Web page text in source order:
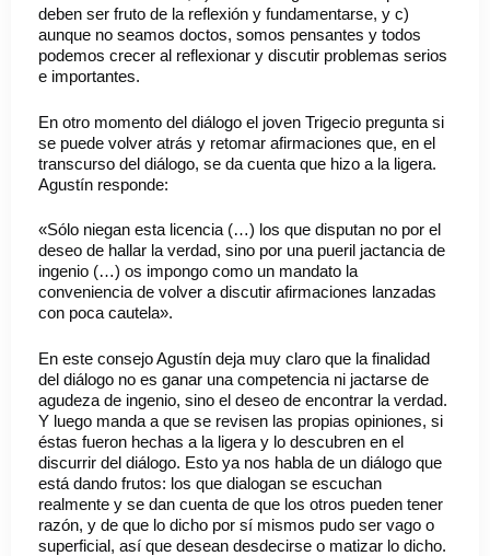
deben ser fruto de la reflexión y fundamentarse, y c)
aunque no seamos doctos, somos pensantes y todos
podemos crecer al reflexionar y discutir problemas serios
e importantes.
En otro momento del diálogo el joven Trigecio pregunta si
se puede volver atrás y retomar afirmaciones que, en el
transcurso del diálogo, se da cuenta que hizo a la ligera.
Agustín responde:
«Sólo niegan esta licencia (…) los que disputan no por el
deseo de hallar la verdad, sino por una pueril jactancia de
ingenio (…) os impongo como un mandato la
conveniencia de volver a discutir afirmaciones lanzadas
con poca cautela».
En este consejo Agustín deja muy claro que la finalidad
del diálogo no es ganar una competencia ni jactarse de
agudeza de ingenio, sino el deseo de encontrar la verdad.
Y luego manda a que se revisen las propias opiniones, si
éstas fueron hechas a la ligera y lo descubren en el
discurrir del diálogo. Esto ya nos habla de un diálogo que
está dando frutos: los que dialogan se escuchan
realmente y se dan cuenta de que los otros pueden tener
razón, y de que lo dicho por sí mismos pudo ser vago o
superficial, así que desean desdecirse o matizar lo dicho.